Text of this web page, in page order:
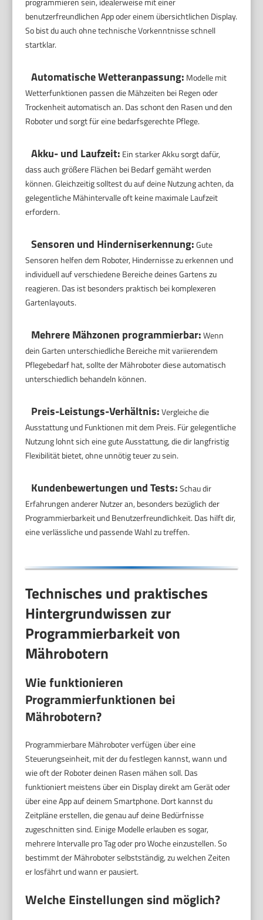
benutzerfreundlichen App oder einem übersichtlichen Display.
So bist du auch ohne technische Vorkenntnisse schnell
startklar.
Automatische Wetteranpassung: Modelle mit
Wetterfunktionen passen die Mähzeiten bei Regen oder
Trockenheit automatisch an. Das schont den Rasen und den
Roboter und sorgt für eine bedarfsgerechte Pflege.
Akku- und Laufzeit: Ein starker Akku sorgt dafür,
dass auch größere Flächen bei Bedarf gemäht werden
können. Gleichzeitig solltest du auf deine Nutzung achten, da
gelegentliche Mähintervalle oft keine maximale Laufzeit
erfordern.
Sensoren und Hinderniserkennung:Gute
Sensoren helfen dem Roboter, Hindernisse zu erkennen und
individuell auf verschiedene Bereiche deines Gartens zu
reagieren. Das ist besonders praktisch bei komplexeren
Gartenlayouts.
Mehrere Mähzonen programmierbar:Wenn
dein Garten unterschiedliche Bereiche mit variierendem
Pflegebedarf hat, sollte der Mähroboter diese automatisch
unterschiedlich behandeln können.
Preis-Leistungs-Verhältnis:Vergleiche die
Ausstattung und Funktionen mit dem Preis. Für gelegentliche
Nutzung lohnt sich eine gute Ausstattung, die dir langfristig
Flexibilität bietet, ohne unnötig teuer zu sein.
Kundenbewertungen und Tests:Schau dir
Erfahrungen anderer Nutzer an, besonders bezüglich der
Programmierbarkeit und Benutzerfreundlichkeit. Das hilft dir,
eine verlässliche und passende Wahl zu treffen.
Technisches und praktisches
Hintergrundwissen zur
Programmierbarkeit von
Mährobotern
Wie funktionieren
Programmierfunktionen bei
Mährobotern?
Programmierbare Mähroboter verfügen über eine
Steuerungseinheit, mit der du festlegen kannst, wann und
wie oft der Roboter deinen Rasen mähen soll. Das
funktioniert meistens über ein Display direkt am Gerät oder
über eine App auf deinem Smartphone. Dort kannst du
Zeitpläne erstellen, die genau auf deine Bedürfnisse
zugeschnitten sind. Einige Modelle erlauben es sogar,
mehrere Intervalle pro Tag oder pro Woche einzustellen. So
bestimmt der Mähroboter selbstständig, zu welchen Zeiten
er losfährt und wann er pausiert.
Welche Einstellungen sind möglich?